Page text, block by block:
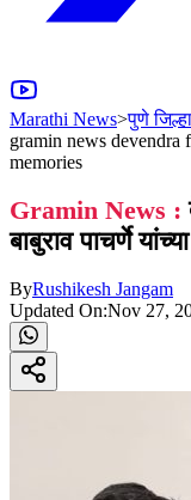
Marathi News>पुणे जिल्हा
gramin news devendra
memories
Gramin News :
बाबुराव पाचर्णे
ByRushikesh Jangam
Updated On:Nov 27,